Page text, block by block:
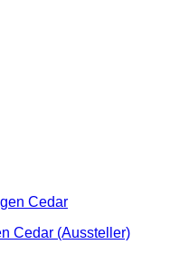
Cedar (Aussteller)